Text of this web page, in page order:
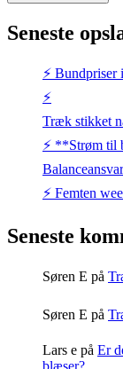
Seneste
⚡️
⚡️
Træk stikket
⚡️ **Strøm til
⚡️ Femten
Seneste
Søren E på
Søren E på
Lars e på Er
blæser?